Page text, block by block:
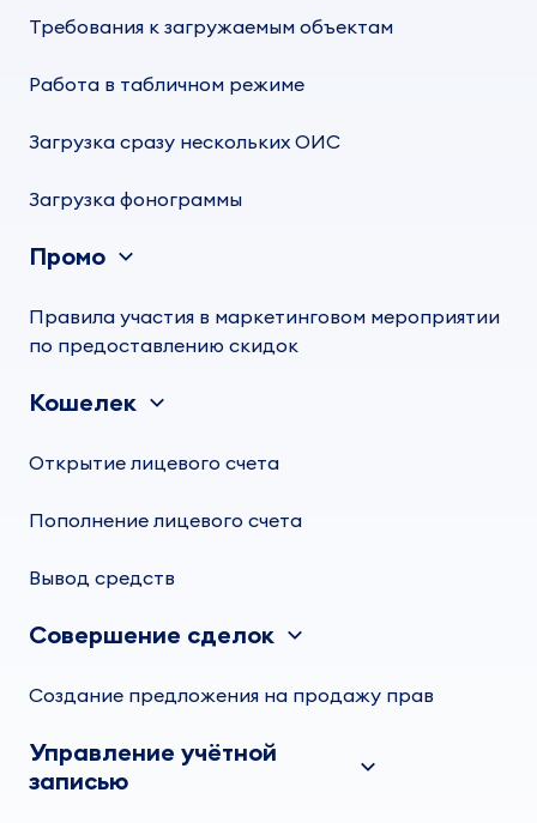
Требования к загружаемым объектам
Работа в табличном режиме
Загрузка сразу нескольких ОИС
Загрузка фонограммы
Промо
Правила участия в маркетинговом мероприятии
по предоставлению скидок
Кошелек
Открытие лицевого счета
Пополнение лицевого счета
Вывод средств
Совершение сделок
Создание предложения на продажу прав
Управление учётной
записью